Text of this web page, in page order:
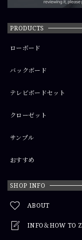
PRODUCTS
ローボード
バックボード
テレビボードセット
クローゼット
サンプル
おすすめ
SHOP INFO
ABOUT
INFO＆HOW TO Z